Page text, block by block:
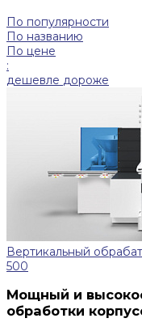
По популярности
По названию
По цене
:
дешевле дороже
Вертикальный
500
Мощный и
обработки